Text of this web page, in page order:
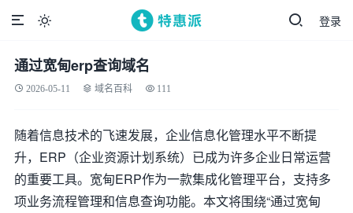
登录

通过宽甸erp查询域名
2026-05-11 域名百科 111
随着信息技术的飞速发展，企业信息化管理水平不断提
升，ERP（企业资源计划系统）已成为许多企业日常运营
的重要工具。宽甸ERP作为一款集成化管理平台，支持多
项业务流程管理和信息查询功能。本文将围绕“通过宽甸